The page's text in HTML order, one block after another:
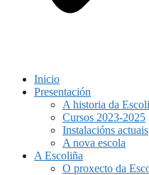
Inicio
Presentación
A historia da
Cursos 2023-2025
Instalacións actuais
A nova escola
A Escoliña
O proxecto da